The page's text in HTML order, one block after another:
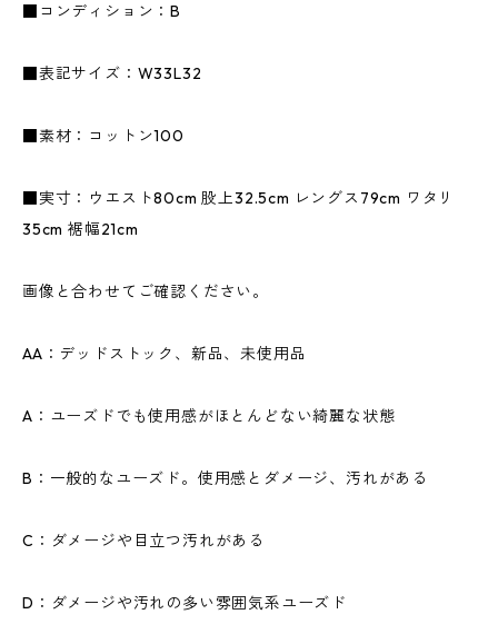
■コンディション：B
■表記サイズ：W33L32
■素材：コットン100
■実寸：ウエスト80cm 股上32.5cm レングス79cm ワタリ
35cm 裾幅21cm
画像と合わせてご確認ください。
AA：デッドストック、新品、未使用品
A：ユーズドでも使用感がほとんどない綺麗な状態
B：一般的なユーズド。使用感とダメージ、汚れがある
C：ダメージや目立つ汚れがある
D：ダメージや汚れの多い雰囲気系ユーズド